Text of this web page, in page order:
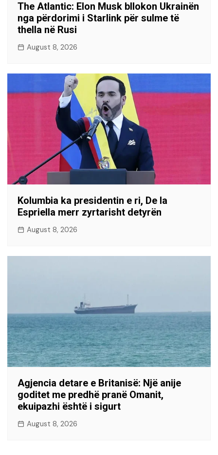
The Atlantic: Elon Musk bllokon Ukrainën
nga përdorimi i Starlink për sulme të
thella në Rusi
August 8, 2026
Kolumbia ka presidentin e ri, De la
Espriella merr zyrtarisht detyrën
August 8, 2026
Agjencia detare e Britanisë: Një anije
goditet me predhë pranë Omanit,
ekuipazhi është i sigurt
August 8, 2026